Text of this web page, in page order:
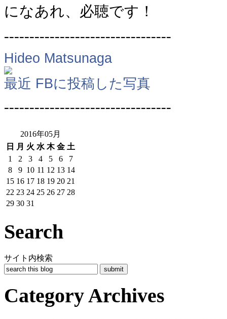
になあれ、必聴です！
---------------------------------
Hideo Matsunaga
最近 FBに投稿した写真
---------------------------------
2016年05月
日
月 火 水 木 金 土
1
2 3 4 5 6
7
8
9 10 11 12 13 14
15 16 17 18 19 20 21
22 23 24 25 26 27 28
29 30 31
Search
サイト内検索
Category Archives